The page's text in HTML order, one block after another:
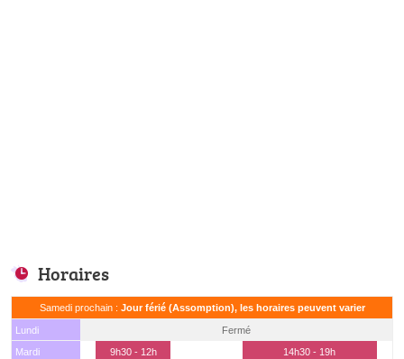
Horaires
Samedi prochain : Jour férié (Assomption), les horaires peuvent varier
Lundi
Fermé
Mardi
9h30 - 12h
14h30 - 19h